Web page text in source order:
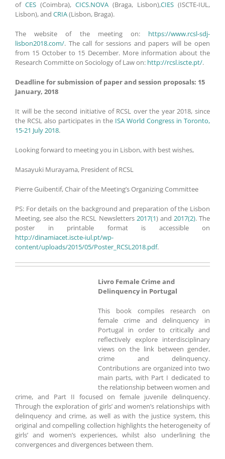
of CES (Coimbra), CICS.NOVA (Braga, Lisbon),CIES (ISCTE-IUL,
Lisbon), and CRIA(Lisbon, Braga).
The website of the meeting on: https://www.rcsl-sdj-
lisbon2018.com/. The call for sessions and papers will be open
from 15 October to 15 December. More information about the
Research Committe on Sociology of Law on: http://rcsl.iscte.pt/.
Deadline for submission of paper and session proposals: 15
January, 2018
It will be the second initiative of RCSL over the year 2018, since
the RCSL also participates in the ISA World Congress in Toronto,
15-21 July 2018.
Looking forward to meeting you in Lisbon, with best wishes,
Masayuki Murayama, President of RCSL
Pierre Guibentif, Chair of the Meeting’s Organizing Committee
PS: For details on the background and preparation of the Lisbon
Meeting, see also the RCSL Newsletters 2017(1) and 2017(2). The
poster in printable format is accessible on
http://dinamiacet.iscte-iul.pt/wp-
content/uploads/2015/05/Poster_RCSL2018.pdf.
Livro Female Crime and
Delinquency in Portugal
This book compiles research on
female crime and delinquency in
Portugal in order to critically and
reflectively explore interdisciplinary
views on the link between gender,
crime and delinquency.
Contributions are organized into two
main parts, with Part I dedicated to
the relationship between women and
crime, and Part II focused on female juvenile delinquency.
Through the exploration of girls’ and women’s relationships with
delinquency and crime, as well as with the justice system, this
original and compelling collection highlights the heterogeneity of
girls’ and women’s experiences, whilst also underlining the
convergences and divergences between them.